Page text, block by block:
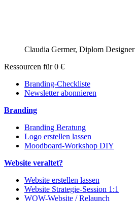
Claudia Germer, Diplom Designer
Ressourcen für 0 €
Branding-Checkliste
Newsletter abonnieren
Branding
Branding Beratung
Logo erstellen lassen
Moodboard-Workshop DIY
Website veraltet?
Website erstellen lassen
Website Strategie-Session 1:1
WOW-Website / Relaunch